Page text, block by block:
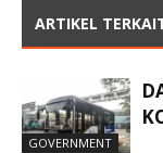
ARTIKEL
GOVERNMENT